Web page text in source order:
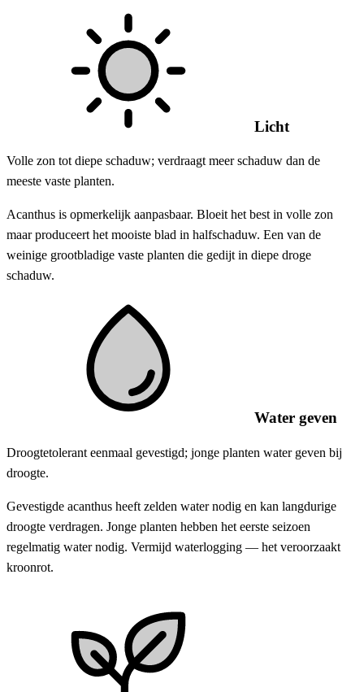
Licht
Volle zon tot diepe schaduw; verdraagt meer schaduw dan de
meeste vaste planten.
Acanthus is opmerkelijk aanpasbaar. Bloeit het best in volle zon
maar produceert het mooiste blad in halfschaduw. Een van de
weinige grootbladige vaste planten die gedijt in diepe droge
schaduw.
Water geven
Droogtetolerant eenmaal gevestigd; jonge planten water geven bij
droogte.
Gevestigde acanthus heeft zelden water nodig en kan langdurige
droogte verdragen. Jonge planten hebben het eerste seizoen
regelmatig water nodig. Vermijd waterlogging — het veroorzaakt
kroonrot.